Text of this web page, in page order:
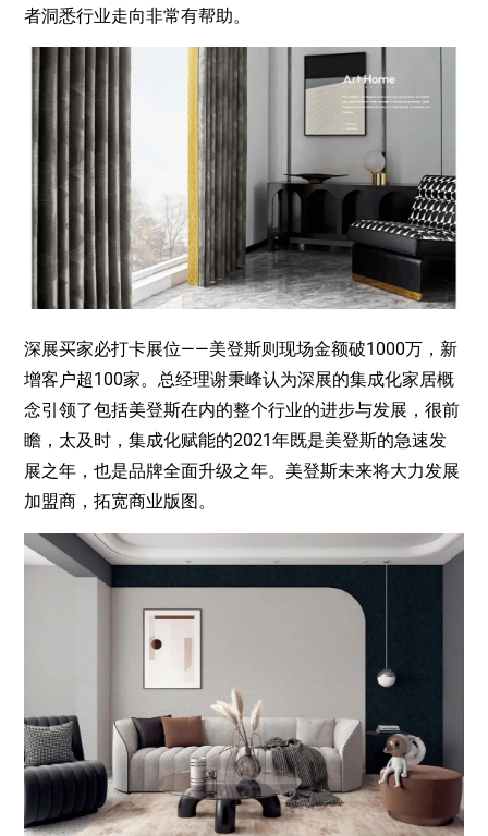
者洞悉行业走向非常有帮助。
深展买家必打卡展位——美登斯则现场金额破1000万，新
增客户超100家。总经理谢秉峰认为深展的集成化家居概
念引领了包括美登斯在内的整个行业的进步与发展，很前
瞻，太及时，集成化赋能的2021年既是美登斯的急速发
展之年，也是品牌全面升级之年。美登斯未来将大力发展
加盟商，拓宽商业版图。